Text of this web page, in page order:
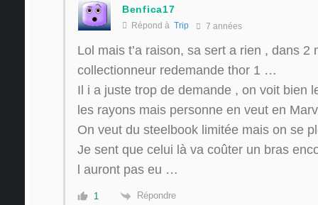
Benfica17
Répond à Trip 7 années
Lol mais t’a raison, sa sert a rien , dans 2
collectionneur redemande thor 1 …
Il i a juste trop de demande , on voit bien
les rayons mais personne en veut en
On veut du steelbook limitée mais on se
Je sent que celui là va coûter un bras
l auront pas eu …
1 Répondre